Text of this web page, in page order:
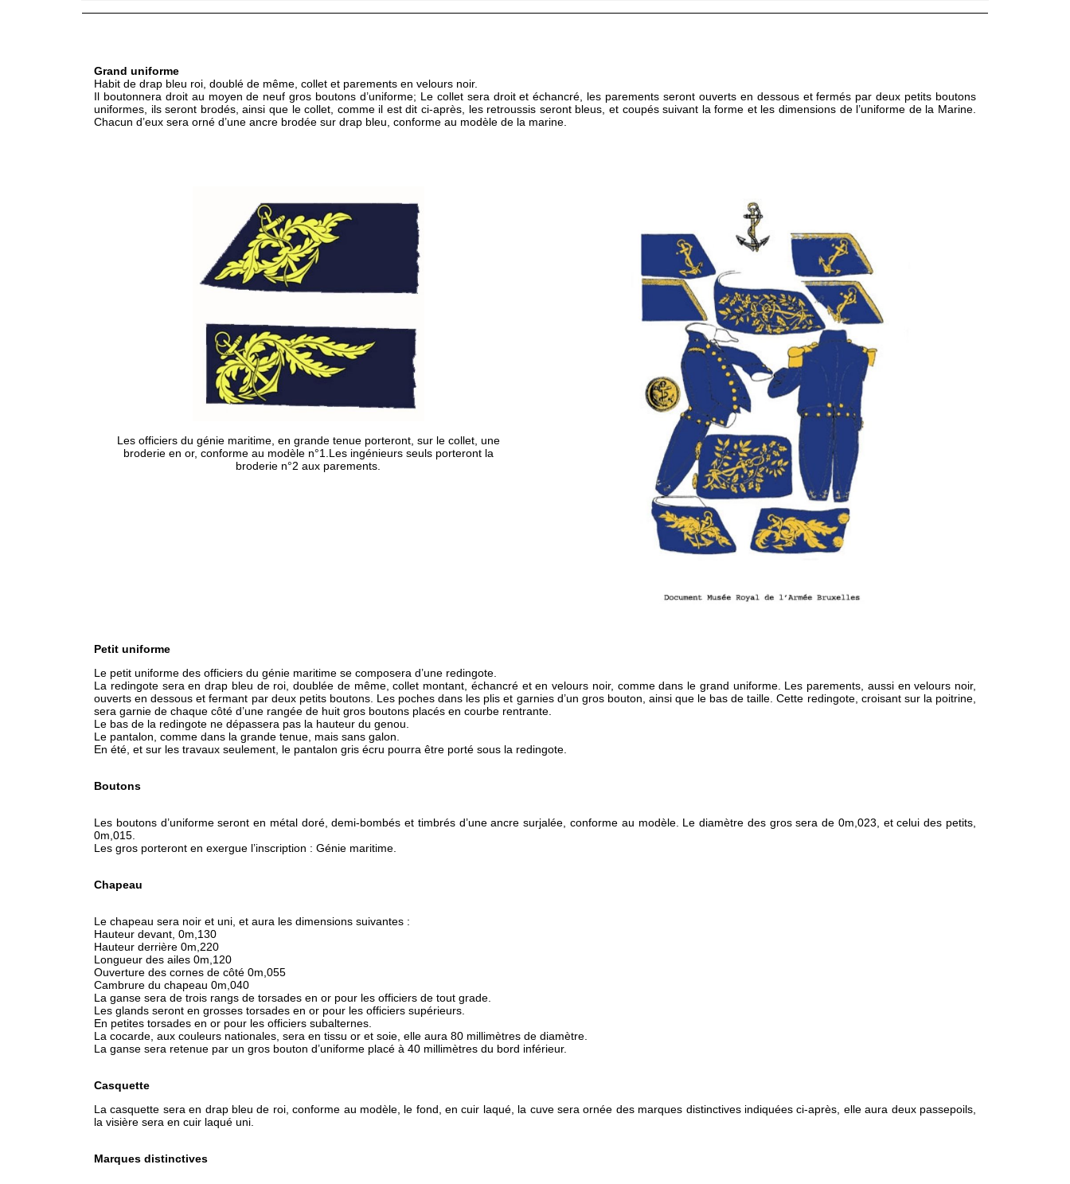
Grand uniforme
Habit de drap bleu roi, doublé de même, collet et parements en velours noir.
Il boutonnera droit au moyen de neuf gros boutons d’uniforme; Le collet sera droit et échancré, les parements seront ouverts en dessous et fermés par deux petits boutons
uniformes, ils seront brodés, ainsi que le collet, comme il est dit ci-après, les retroussis seront bleus, et coupés suivant la forme et les dimensions de l’uniforme de la Marine.
Chacun d’eux sera orné d’une ancre brodée sur drap bleu, conforme au modèle de la marine.
Les officiers du génie maritime, en grande tenue porteront, sur le collet, une
broderie en or, conforme au modèle n°1.Les ingénieurs seuls porteront la
broderie n°2 aux parements.
Petit uniforme
Le petit uniforme des officiers du génie maritime se composera d’une redingote.
La redingote sera en drap bleu de roi, doublée de même, collet montant, échancré et en velours noir, comme dans le grand uniforme. Les parements, aussi en velours noir,
ouverts en dessous et fermant par deux petits boutons. Les poches dans les plis et garnies d’un gros bouton, ainsi que le bas de taille. Cette redingote, croisant sur la poitrine,
sera garnie de chaque côté d’une rangée de huit gros boutons placés en courbe rentrante.
Le bas de la redingote ne dépassera pas la hauteur du genou.
Le pantalon, comme dans la grande tenue, mais sans galon.
En été, et sur les travaux seulement, le pantalon gris écru pourra être porté sous la redingote.
Boutons
Les boutons d’uniforme seront en métal doré, demi-bombés et timbrés d’une ancre surjalée, conforme au modèle. Le diamètre des gros sera de 0m,023, et celui des petits,
0m,015.
Les gros porteront en exergue l’inscription : Génie maritime.
Chapeau
Le chapeau sera noir et uni, et aura les dimensions suivantes :
Hauteur devant, 0m,130
Hauteur derrière 0m,220
Longueur des ailes 0m,120
Ouverture des cornes de côté 0m,055
Cambrure du chapeau 0m,040
La ganse sera de trois rangs de torsades en or pour les officiers de tout grade.
Les glands seront en grosses torsades en or pour les officiers supérieurs.
En petites torsades en or pour les officiers subalternes.
La cocarde, aux couleurs nationales, sera en tissu or et soie, elle aura 80 millimètres de diamètre.
La ganse sera retenue par un gros bouton d’uniforme placé à 40 millimètres du bord inférieur.
Casquette
La casquette sera en drap bleu de roi, conforme au modèle, le fond, en cuir laqué, la cuve sera ornée des marques distinctives indiquées ci-après, elle aura deux passepoils,
la visière sera en cuir laqué uni.
Marques distinctives